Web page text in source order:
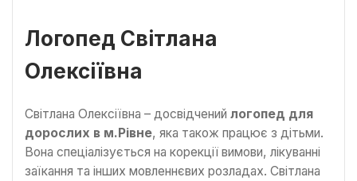
Логопед Світлана
Олексіївна
Світлана Олексіївна – досвідчений логопед для
дорослих в м.Рівне, яка також працює з дітьми.
Вона спеціалізується на корекції вимови, лікуванні
заїкання та інших мовленнєвих розладах. Світлана